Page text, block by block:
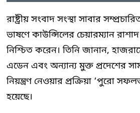
রাষ্ট্রীয় সংবাদ সংস্থা সাবার
ভাষণে কাউন্সিলের চেয়ারম্যান
নিশ্চিত করেন। তিনি জানান,
এডেন এবং অন্যান্য মুক্ত প্রদেশের
নিয়ন্ত্রণ নেওয়ার প্রক্রিয়া ‘পুরো
হয়েছে।